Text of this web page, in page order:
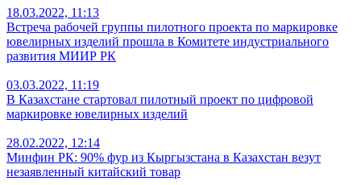
18.03.2022, 11:13
Встреча рабочей группы пилотного проекта по маркировке
ювелирных изделий прошла в Комитете индустриального
развития МИИР РК
03.03.2022, 11:19
В Казахстане стартовал пилотный проект по цифровой
маркировке ювелирных изделий
28.02.2022, 12:14
Минфин РК: 90% фур из Кыргызстана в Казахстан везут
незаявленный китайский товар